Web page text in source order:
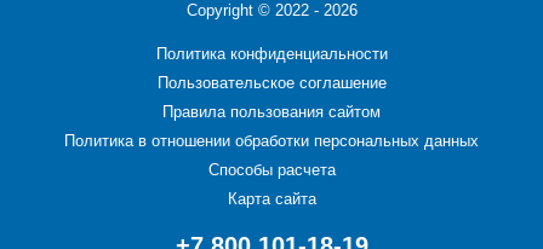
Copyright © 2022 - 2026
Политика конфиденциальности
Пользовательское соглашение
Правила пользования сайтом
Политика в отношении обработки персональных данных
Способы расчета
Карта сайта